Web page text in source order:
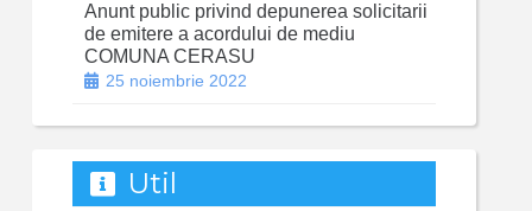
Anunt public privind depunerea solicitarii
de emitere a acordului de mediu
COMUNA CERASU
25 noiembrie 2022
Util